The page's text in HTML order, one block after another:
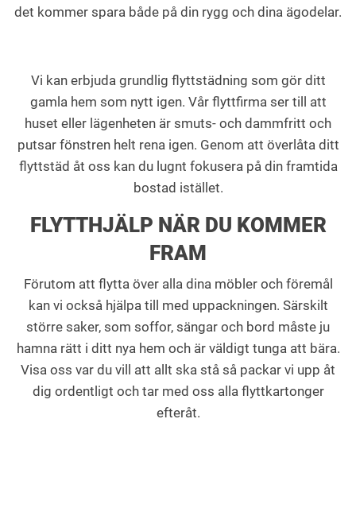
det kommer spara både på din rygg och dina ägodelar.
Vi kan erbjuda grundlig flyttstädning som gör ditt
gamla hem som nytt igen. Vår flyttfirma ser till att
huset eller lägenheten är smuts- och dammfritt och
putsar fönstren helt rena igen. Genom att överlåta ditt
flyttstäd åt oss kan du lugnt fokusera på din framtida
bostad istället.
FLYTTHJÄLP NÄR DU KOMMER
FRAM
Förutom att flytta över alla dina möbler och föremål
kan vi också hjälpa till med uppackningen. Särskilt
större saker, som soffor, sängar och bord måste ju
hamna rätt i ditt nya hem och är väldigt tunga att bära.
Visa oss var du vill att allt ska stå så packar vi upp åt
dig ordentligt och tar med oss alla flyttkartonger
efteråt.